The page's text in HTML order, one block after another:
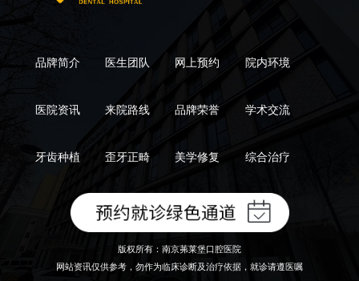
品牌简介 医生团队 网上预约 院内环境
医院资讯 来院路线 品牌荣誉 学术交流
牙齿种植 歪牙正畸 美学修复 综合治疗
版权所有：南京茀莱堡口腔医院
网站资讯仅供参考，勿作为临床诊断及治疗依据，就诊请遵医嘱